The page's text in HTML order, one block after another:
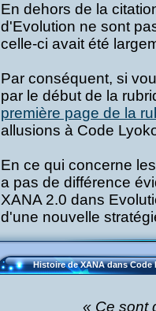
En dehors de la
d'Evolution ne sont
celle-ci avait été
Par conséquent, si
par le début de la
première page de la
allusions à Code
En ce qui concerne
a pas de différence
XANA 2.0 dans
d'une nouvelle
Histoire de XANA dans
« Ce sont